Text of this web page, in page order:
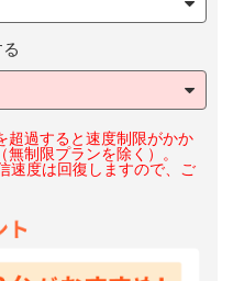
超過すると速度制限がかか
制限プランを除く）。
速度は回復しますので、ご